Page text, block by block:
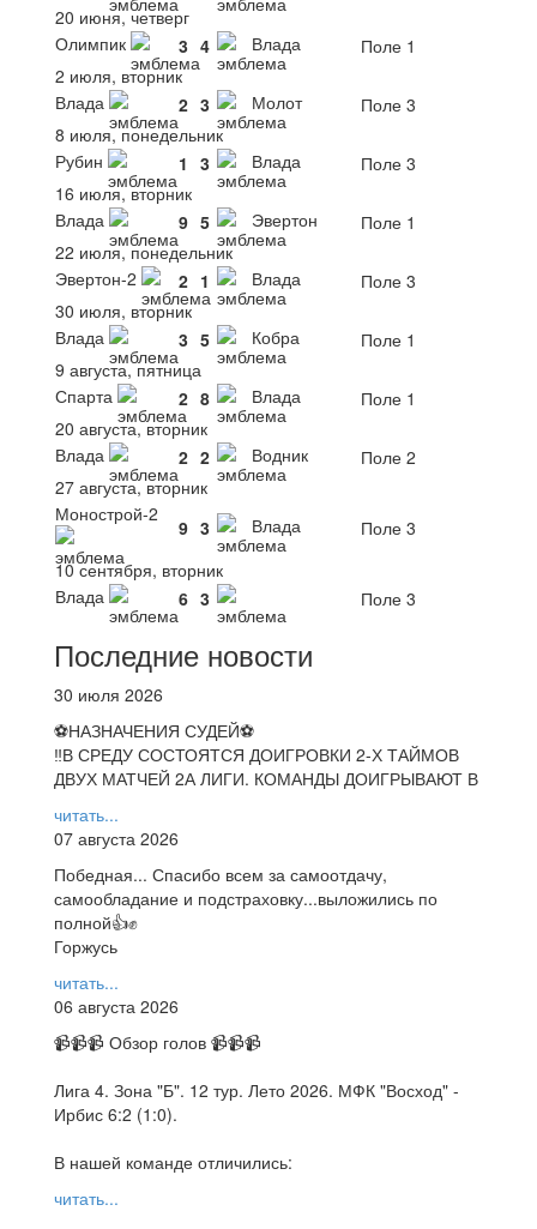
20 июня, четверг
Олимпик
3 4 Влада
Поле 1
2 июля, вторник
Влада
2 3 Молот
Поле 3
8 июля, понедельник
Рубин
1 3 Влада
Поле 3
16 июля, вторник
Влада
9 5 Эвертон
Поле 1
22 июля, понедельник
Эвертон-2
2 1 Влада
Поле 3
30 июля, вторник
Влада
3 5 Кобра
Поле 1
9 августа, пятница
Спарта
2 8 Влада
Поле 1
20 августа, вторник
Влада
2 2 Водник
Поле 2
27 августа, вторник
Монострой-2
9 3 Влада
Поле 3
10 сентября, вторник
Влада
6 3 Поле 3
Последние новости
30 июля 2026
⚽НАЗНАЧЕНИЯ СУДЕЙ⚽
‼В СРЕДУ СОСТОЯТСЯ ДОИГРОВКИ 2-Х ТАЙМОВ
ДВУХ МАТЧЕЙ 2А ЛИГИ. КОМАНДЫ ДОИГРЫВАЮТ В
читать...
07 августа 2026
Победная... Спасибо всем за самоотдачу,
самообладание и подстраховку...выложились по
полной👍✊
Горжусь
читать...
06 августа 2026
📹📹📹 Обзор голов 📹📹📹
Лига 4. Зона "Б". 12 тур. Лето 2026. МФК "Восход" -
Ирбис 6:2 (1:0).
В нашей команде отличились:
читать...